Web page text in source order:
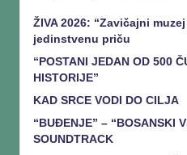
ŽIVA 2026: “Zavičajni
jedinstvenu priču
“POSTANI JEDAN OD 500
HISTORIJE”
KAD SRCE VODI DO CILJA
“BUĐENJE” – “BOSANSKI
SOUNDTRACK